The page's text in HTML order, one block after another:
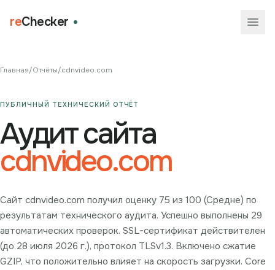
reChecker
Главная/Отчёты/cdnvideo.com
ПУБЛИЧНЫЙ ТЕХНИЧЕСКИЙ ОТЧЁТ
Аудит сайта
cdnvideo.com
Сайт cdnvideo.com получил оценку 75 из 100 (Средне) по
результатам технического аудита. Успешно выполнены 29
автоматических проверок. SSL-сертификат действителен
(до 28 июля 2026 г.), протокол TLSv1.3. Включено сжатие
GZIP, что положительно влияет на скорость загрузки. Core